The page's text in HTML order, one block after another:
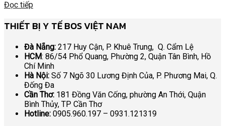
Đọc tiếp
THIẾT BỊ Y TẾ BOS VIỆT NAM
Đà Nẵng: 217 Huy Cận, P. Khuê Trung, Q. Cẩm Lệ
HCM: 86/54 Phổ Quang, Phường 2, Quận Tân Bình, Hồ
Chí Minh
Hà Nội: Số 7 Ngõ 30 Lương Định Của, P. Phương Mai, Q.
Đống Đa
Cần Thơ: 181 Đồng Văn Cống, phường An Thới, Quận
Bình Thủy, TP Cần Thơ
Hotline: 0905.960.197 – 0931.121319